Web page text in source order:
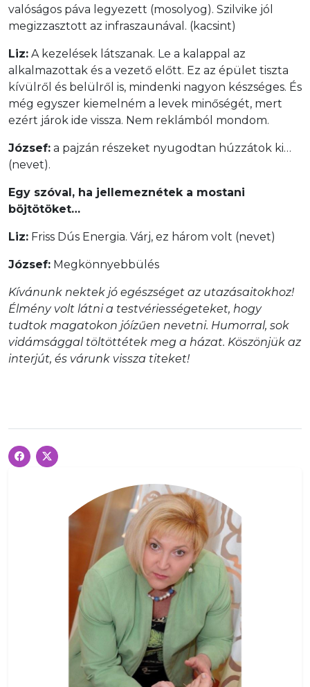
valóságos páva legyezett (mosolyog). Szilvike jól
megizzasztott az infraszaunával. (kacsint)
Liz: A kezelések látszanak. Le a kalappal az
alkalmazottak és a vezető előtt. Ez az épület tiszta
kívülről és belülről is, mindenki nagyon készséges. És
még egyszer kiemelném a levek minőségét, mert
ezért járok ide vissza. Nem reklámból mondom.
József: a pajzán részeket nyugodtan húzzátok ki…
(nevet).
Egy szóval, ha jellemeznétek a mostani
böjtötöket…
Liz: Friss Dús Energia. Várj, ez három volt (nevet)
József: Megkönnyebbülés
Kívánunk nektek jó egészséget az utazásaitokhoz!
Élmény volt látni a testvériességeteket, hogy
tudtok magatokon jóízűen nevetni. Humorral, sok
vidámsággal töltöttétek meg a házat. Köszönjük az
interjút, és várunk vissza titeket!